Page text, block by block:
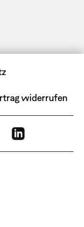
widerrufen